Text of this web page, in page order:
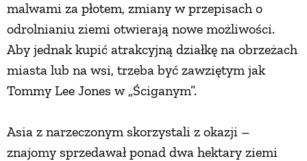
malwami za płotem, zmiany w przepisach o
odrolnianiu ziemi otwierają nowe możliwości.
Aby jednak kupić atrakcyjną działkę na obrzeżach
miasta lub na wsi, trzeba być zawziętym jak
Tommy Lee Jones w „Ściganym”.
Asia z narzeczonym skorzystali z okazji –
znajomy sprzedawał ponad dwa hektary ziemi